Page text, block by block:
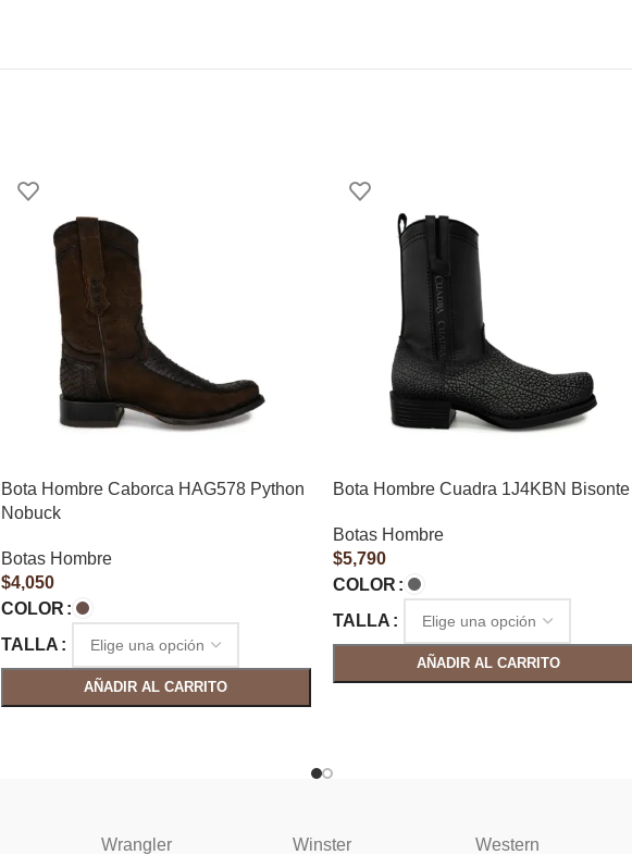
Bota Hombre Caborca HAG578 Python
Nobuck
Botas Hombre
$4,050
COLOR
TALLA
AÑADIR AL CARRITO
Bota Hombre Cuadra 1J4KBN Bisonte
Botas Hombre
$5,790
COLOR
TALLA
AÑADIR AL CARRITO
Wrangler Winster Western